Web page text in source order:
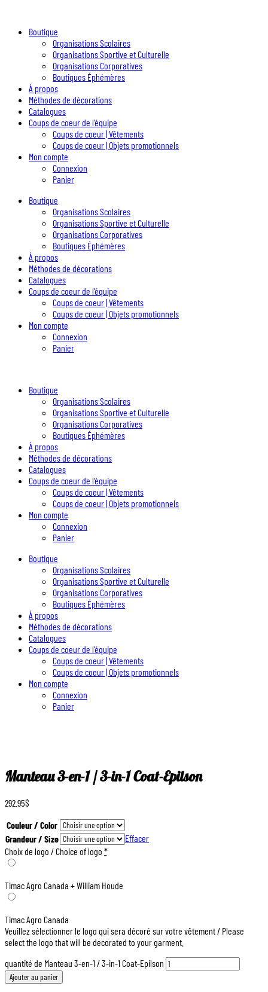
Boutique
Organisations Scolaires
Organisations Sportive et Culturelle
Organisations Corporatives
Boutiques Éphémères
À propos
Méthodes de décorations
Catalogues
Coups de coeur de l’équipe
Coups de coeur | Vêtements
Coups de coeur | Objets promotionnels
Mon compte
Connexion
Panier
Boutique
Organisations Scolaires
Organisations Sportive et Culturelle
Organisations Corporatives
Boutiques Éphémères
À propos
Méthodes de décorations
Catalogues
Coups de coeur de l’équipe
Coups de coeur | Vêtements
Coups de coeur | Objets promotionnels
Mon compte
Connexion
Panier
Boutique
Organisations Scolaires
Organisations Sportive et Culturelle
Organisations Corporatives
Boutiques Éphémères
À propos
Méthodes de décorations
Catalogues
Coups de coeur de l’équipe
Coups de coeur | Vêtements
Coups de coeur | Objets promotionnels
Mon compte
Connexion
Panier
Boutique
Organisations Scolaires
Organisations Sportive et Culturelle
Organisations Corporatives
Boutiques Éphémères
À propos
Méthodes de décorations
Catalogues
Coups de coeur de l’équipe
Coups de coeur | Vêtements
Coups de coeur | Objets promotionnels
Mon compte
Connexion
Panier
Manteau 3-en-1 / 3-in-1 Coat-Epilson
292.95$
Couleur / Color
Grandeur / Size
Effacer
Choix de logo / Choice of logo *
Timac Agro Canada + William Houde
Timac Agro Canada
Veuillez sélectionner le logo qui sera décoré sur votre vêtement / Please
select the logo that will be decorated to your garment.
quantité de Manteau 3-en-1 / 3-in-1 Coat-Epilson
Ajouter au panier